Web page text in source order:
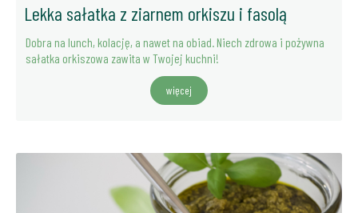
Lekka sałatka z ziarnem orkiszu i fasolą
Dobra na lunch, kolację, a nawet na obiad. Niech zdrowa i pożywna
sałatka orkiszowa zawita w Twojej kuchni!
więcej